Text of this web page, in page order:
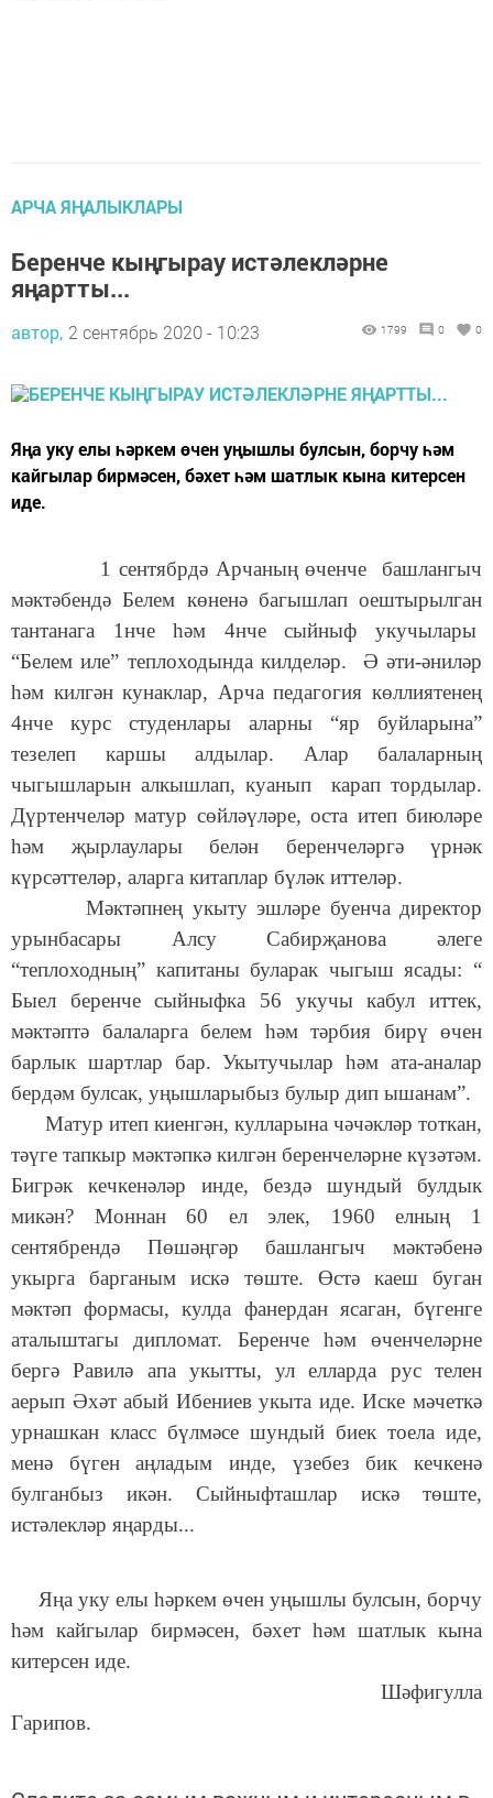
АРЧА ЯҢАЛЫКЛАРЫ
Беренче кыңгырау истәлекләрне
яңартты...
автор, 2 сентябрь 2020 - 10:23 1799 0 0
Яңа уку елы һәркем өчен уңышлы булсын, борчу һәм
кайгылар бирмәсен, бәхет һәм шатлык кына китерсен
иде.
1 сентябрдә Арчаның өченче башлангыч
мәктәбендә Белем көненә багышлап оештырылган
тантанага 1нче һәм 4нче сыйныф укучылары
“Белем иле” теплоходында килделәр. Ә әти-әниләр
һәм килгән кунаклар, Арча педагогия көллиятенең
4нче курс студенлары аларны “яр буйларына”
тезелеп каршы алдылар. Алар балаларның
чыгышларын алкышлап, куанып карап тордылар.
Дүртенчеләр матур сөйләүләре, оста итеп биюләре
һәм җырлаулары белән беренчеләргә үрнәк
күрсәттеләр, аларга китаплар бүләк иттеләр.
Мәктәпнең укыту эшләре буенча директор
урынбасары Алсу Сабирҗанова әлеге
“теплоходның” капитаны буларак чыгыш ясады: “
Быел беренче сыйныфка 56 укучы кабул иттек,
мәктәптә балаларга белем һәм тәрбия бирү өчен
барлык шартлар бар. Укытучылар һәм ата-аналар
бердәм булсак, уңышларыбыз булыр дип ышанам”.
Матур итеп киенгән, кулларына чәчәкләр тоткан,
тәүге тапкыр мәктәпкә килгән беренчеләрне күзәтәм.
Бигрәк кечкенәләр инде, бездә шундый булдык
микән? Моннан 60 ел элек, 1960 елның 1
сентябрендә Пөшәңгәр башлангыч мәктәбенә
укырга барганым искә төште. Өстә каеш буган
мәктәп формасы, кулда фанердан ясаган, бүгенге
аталыштагы дипломат. Беренче һәм өченчеләрне
бергә Равилә апа укытты, ул елларда рус телен
аерып Әхәт абый Ибениев укыта иде. Иске мәчеткә
урнашкан класс бүлмәсе шундый биек тоела иде,
менә бүген аңладым инде, үзебез бик кечкенә
булганбыз икән. Сыйныфташлар искә төште,
истәлекләр яңарды...
Яңа уку елы һәркем өчен уңышлы булсын, борчу
һәм кайгылар бирмәсен, бәхет һәм шатлык кына
китерсен иде.
Шәфигулла
Гарипов.